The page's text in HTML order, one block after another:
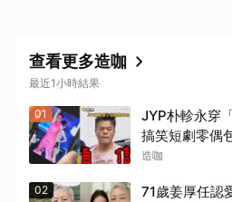
查看更多造咖
最近1小時結果
01
JYP朴軫永穿
搞笑短劇零偶
造咖
02
71歲姜厚任認